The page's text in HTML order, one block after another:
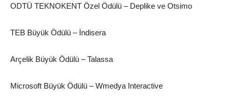
ODTÜ TEKNOKENT Özel Ödülü – Deplike ve Otsimo
TEB Büyük Ödülü – İndisera
Arçelik Büyük Ödülü – Talassa
Microsoft Büyük Ödülü – Wmedya Interactive